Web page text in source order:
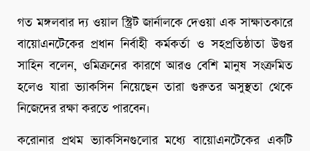
গত মঙ্গলবার দ্য ওয়াল স্ট্রিট জার্নালকে দেওয়া এক সাক্ষাতকারে
বায়োএনটেকের প্রধান নির্বাহী কর্মকর্তা ও সহপ্রতিষ্ঠাতা উগুর
সাহিন বলেন, ওমিক্রনের কারণে আরও বেশি মানুষ সংক্রমিত
হলেও যারা ভ্যাকসিন নিয়েছেন তারা গুরুতর অসুস্থতা থেকে
নিজেদের রক্ষা করতে পারবেন।
করোনার প্রথম ভ্যাকসিনগুলোর মধ্যে বায়োএনটেকের একটি